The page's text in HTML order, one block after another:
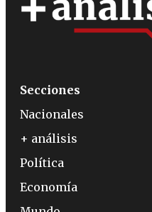
Secciones
Nacionales
+ análisis
Política
Economía